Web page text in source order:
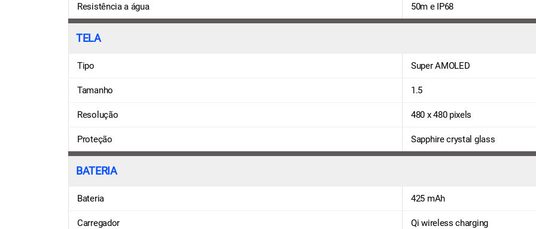
Resistência a água 50m e IP68
TELA
Tipo Super AMOLED
Tamanho 1.5
Resolução 480 x 480 pixels
Proteção Sapphire crystal glass
BATERIA
Bateria 425 mAh
Carregador Qi wireless charging